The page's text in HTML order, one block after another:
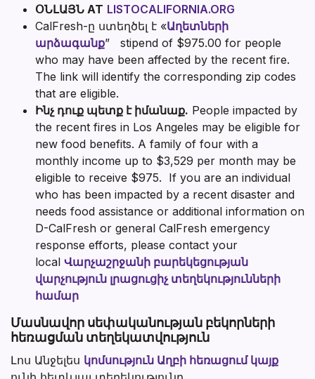
ՕՆԼԱՅՆ AT LISTOCALIFORNIA.ORG
CalFresh-ը ստեղծել է «Աղետների
արձագանք” stipend of $975.00 for people
who may have been affected by the recent fire.
The link will identify the corresponding zip codes
that are eligible.
Ինչ դուք պետք է իմանաք. People impacted by
the recent fires in Los Angeles may be eligible for
new food benefits. A family of four with a
monthly income up to $3,529 per month may be
eligible to receive $975. If you are an individual
who has been impacted by a recent disaster and
needs food assistance or additional information on
D-CalFresh or general CalFresh emergency
response efforts, please contact your
local Վարչաշրջանի բարեկեցության
վարչություն լրացուցիչ տեղեկությունների
համար
Section heading
Մասնավոր սեփականության բեկորների
հեռացման տեղեկատվություն
Լոս Անջելես կոմսություն Աղբի հեռացում կայք